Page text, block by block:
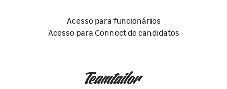
Acesso para funcionários
Acesso para Connect de candidatos